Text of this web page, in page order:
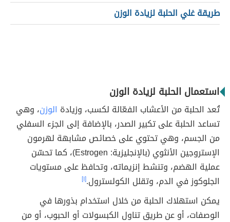
طريقة غلي الحلبة لزيادة الوزن
استعمال الحلبة لزيادة الوزن
تُعد الحلبة من الأعشاب الفعّالة لكسب، وزيادة الوزن، وهي
تساعد الحلبة على تكبير الصدر، بالإضافة إلى الجزء السفلي
من الجسم، وهي تحتوي على خصائص مشابهة لهرمون
الإستروجين الأنثوي (بالإنجليزية: Estrogen)، كما تحسّن
عملية الهضم، وتنشط إنزيماته، وتحافظ على مستويات
الجلوكوز في الدم، وتقلل الكولسترول.[١]
يمكن استهلاك الحلبة من خلال استخدام بذورها في
الوصفات، أو عن طريق تناول الكبسولات أو الحبوب، أو من